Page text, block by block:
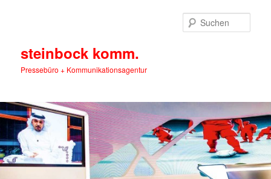
steinbock komm.
Pressebüro + Kommunikationsagentur